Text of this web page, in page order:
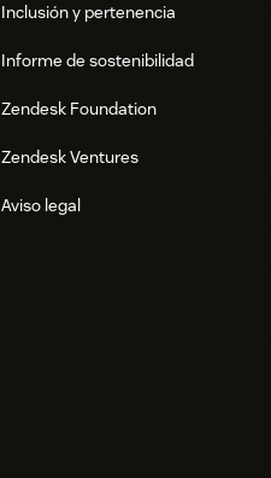
Inclusión y pertenencia
Informe de sostenibilidad
Zendesk Foundation
Zendesk Ventures
Aviso legal